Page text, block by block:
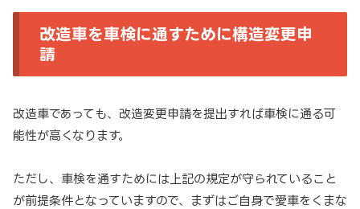
改造車を車検に通すために構造変更申
請
改造車であっても、改造変更申請を提出すれば車検に通る可
能性が高くなります。
ただし、車検を通すためには上記の規定が守られていること
が前提条件となっていますので、まずはご自身で愛車をくまな